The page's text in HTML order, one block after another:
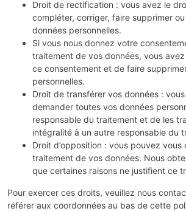
Droit de rectification : vous avez le
compléter, corriger, faire supprimer
données personnelles.
Si vous nous donnez votre
traitement de vos données, vous
ce consentement et de faire
personnelles.
Droit de transférer vos données :
demander toutes vos données
responsable du traitement et de les
intégralité à un autre responsable du
Droit d’opposition : vous pouvez vous
traitement de vos données. Nous
que certaines raisons ne justifient ce
Pour exercer ces droits, veuillez nous
référer aux coordonnées au bas de cette